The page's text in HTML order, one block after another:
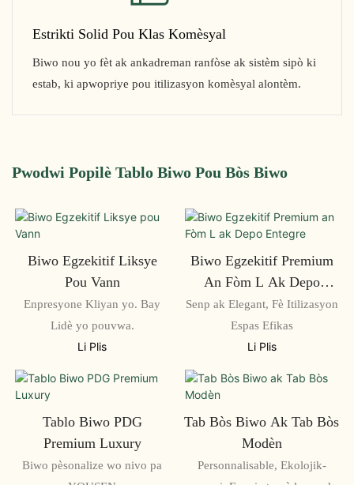
Estrikti Solid Pou Klas Komèsyal
Biwo nou yo fèt ak ankadreman ranfòse ak sistèm sipò ki
estab, ki apwopriye pou itilizasyon komèsyal alontèm.
Pwodwi Popilè Tablo Biwo Pou Bòs Biwo
Biwo Egzekitif Liksye
Pou Vann
Enpresyone Kliyan yo. Bay
Lidè yo pouvwa.
Li Plis
Biwo Egzekitif Premium
An Fòm L Ak Depo
Entegre
Senp ak Elegant, Fè Itilizasyon
Espas Efikas
Li Plis
Tablo Biwo PDG
Premium Luxury
Biwo pèsonalize wo nivo pa
Tab Bòs Biwo Ak Tab Bòs
Modèn
Personnalisable, Ekolojik-